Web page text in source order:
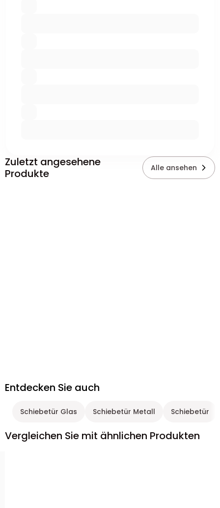
Zuletzt angesehene
Produkte
Alle ansehen
Entdecken Sie auch
Schiebetür Glas Schiebetür Metall Schiebetür
Vergleichen Sie mit ähnlichen Produkten